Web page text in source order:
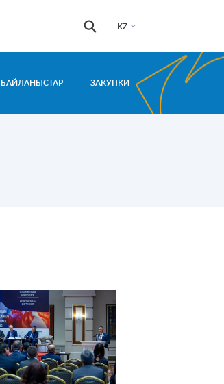
KZ
Іздестіру
Іздестіру
БАЙЛАНЫСТАР ЗАКУПКИ